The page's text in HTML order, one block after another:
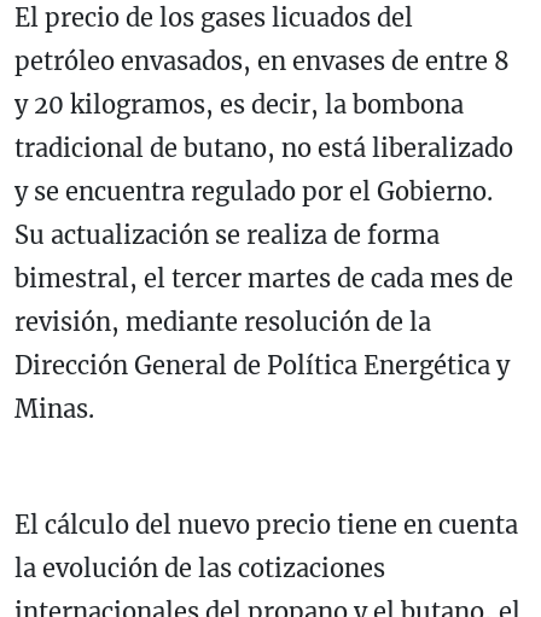
El precio de los gases licuados del
petróleo envasados, en envases de entre 8
y 20 kilogramos, es decir, la bombona
tradicional de butano, no está liberalizado
y se encuentra regulado por el Gobierno.
Su actualización se realiza de forma
bimestral, el tercer martes de cada mes de
revisión, mediante resolución de la
Dirección General de Política Energética y
Minas.
El cálculo del nuevo precio tiene en cuenta
la evolución de las cotizaciones